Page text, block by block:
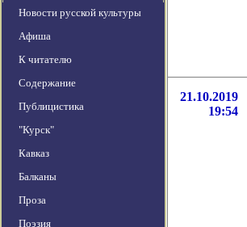
Новости русской культуры
Афиша
К читателю
Содержание
Публицистика
"Курск"
Кавказ
Балканы
Проза
Поэзия
21.10.2019
19:54